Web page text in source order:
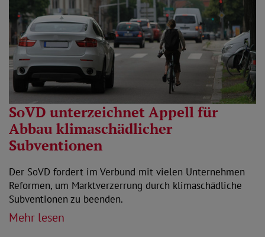
SoVD unterzeichnet Appell für
Abbau klimaschädlicher
Subventionen
Der SoVD fordert im Verbund mit vielen Unternehmen
Reformen, um Marktverzerrung durch klimaschädliche
Subventionen zu beenden.
Mehr lesen